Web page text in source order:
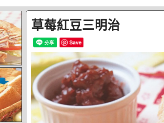
草莓紅豆三明治
Save